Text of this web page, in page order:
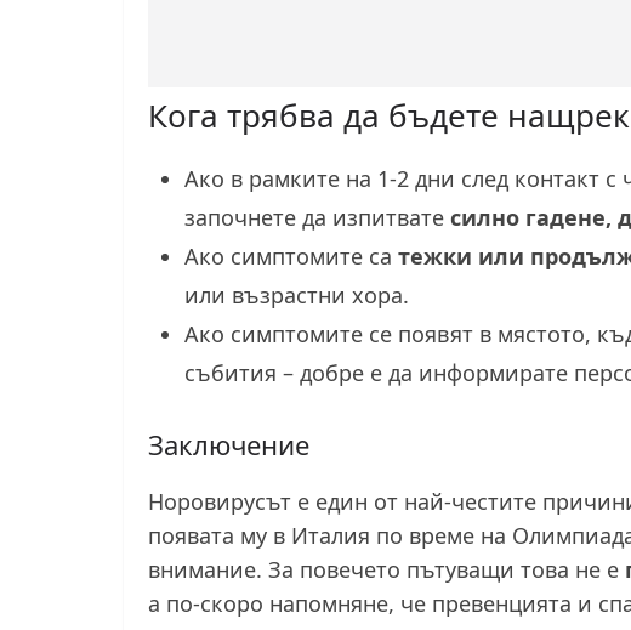
Кога трябва да бъдете нащрек
Ако в рамките на 1-2 дни след контакт
започнете да изпитвате силно гадене,
Ако симптомите са тежки или
или възрастни хора.
Ако симптомите се появят в мястото,
събития – добре е да информирате
Заключение
Норовирусът е един от най-честите
появата му в Италия по време на
внимание. За повечето пътуващи това не е
а по-скоро напомняне, че превенцията и